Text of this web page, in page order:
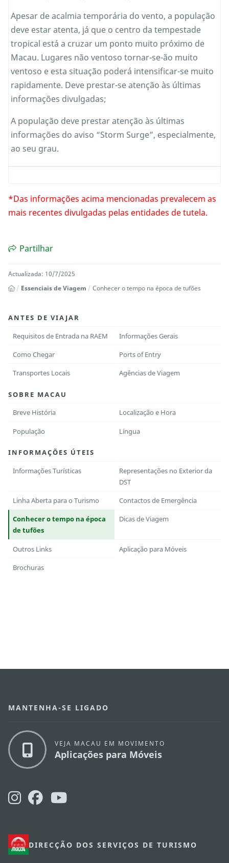
Apesar de acalmia temporária do vento, a população
deve estar atenta, já que o centro da tempestade
tropical está a cruzar um ponto muito próximo de
Macau. Lugares não ventoso tornar-se-ão muito
ventoso e esta situação poderá intensificar-se muito
rapidamente. Deve prestar-se atenção às últimas
informações divulgadas;
A população deve prestar atenção às últimas
informações do aviso “Storm Surge”, especialmente,
ao seu grau.
*Das informações acima mencionadas prevalecem as
mais recentes divulgadas pelas entidades de tutela.
Partilhar
Actualizada: 10/7/2025
Essenciais de Viagem
Conhecer o tempo na época de tufões
ANTES DE VIAJAR
Requisitos de Entrada na RAEM
Informações Gerais
Como Chegar Ports of Entry
Transportes Locais Agências de Viagem
SOBRE MACAU
Breve História
Localização e Hora
População Língua
INFORMAÇÕES ÚTEIS
Informações Turísticas
Representações no Exterior da
DST
Linha Aberta para o Turismo Contactos de Emergência
Conhecer o tempo na época
de tufões
Dicas de Viagem
Outros Links Aplicação para Móveis
Brochuras
DIRECÇÃO DOS SERVIÇOS DE TURISMO
MANTENHA-SE LIGADO
VEJA MACAU EM MOVIMENTO
Aplicações para Móveis